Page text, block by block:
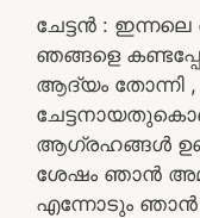
ചേട്ടൻ :
ഞങ്ങളെ
ആദ്യം തോന്നി ,
ആഗ്രഹങ്ങൾ
ശേഷം ഞാൻ
എന്നോടും ഞാൻ